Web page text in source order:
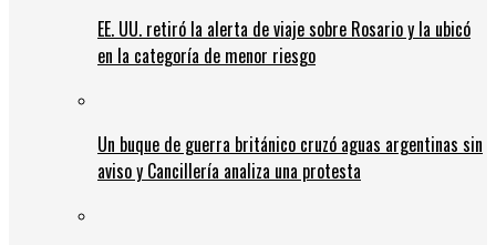
EE. UU. retiró la alerta de viaje sobre Rosario y la ubicó
en la categoría de menor riesgo
Un buque de guerra británico cruzó aguas argentinas sin
aviso y Cancillería analiza una protesta